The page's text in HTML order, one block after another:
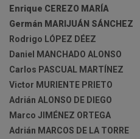
Enrique CEREZO MARÍA
Germán MARIJUÁN SÁNCHEZ
Rodrigo LÓPEZ DÉEZ
Daniel MANCHADO ALONSO
Carlos PASCUAL MARTÍNEZ
Victor MURIENTE PRIETO
Adrián ALONSO DE DIEGO
Marco JIMÉNEZ ORTEGA
Adrián MARCOS DE LA TORRE